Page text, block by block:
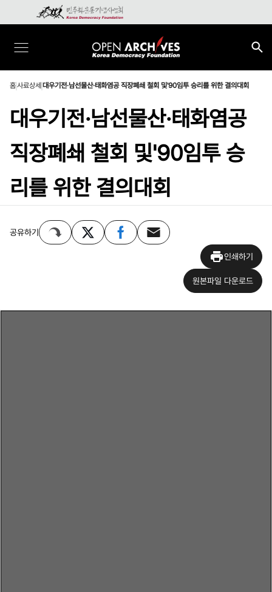
홈사료상세 대우기전·남선물산·태화염공 직장폐쇄 철회 및'90임투 승리를 위한 결의대회
대우기전·남선물산·태화염공
직장폐쇄 철회 및'90임투 승
리를 위한 결의대회
공유하기
인쇄하기
원본파일 다운로드